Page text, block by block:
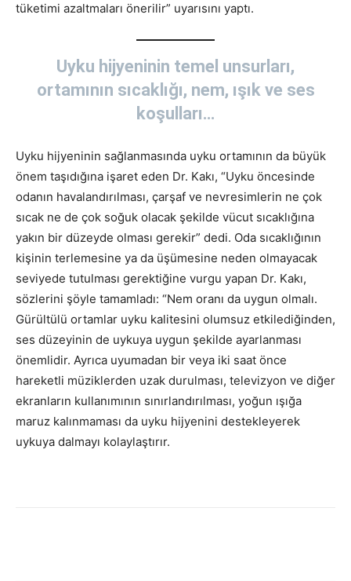
tüketimi azaltmaları önerilir” uyarısını yaptı.
Uyku hijyeninin temel unsurları,
ortamının sıcaklığı, nem, ışık ve ses
koşulları…
Uyku hijyeninin sağlanmasında uyku ortamının da büyük
önem taşıdığına işaret eden Dr. Kakı, “Uyku öncesinde
odanın havalandırılması, çarşaf ve nevresimlerin ne çok
sıcak ne de çok soğuk olacak şekilde vücut sıcaklığına
yakın bir düzeyde olması gerekir” dedi. Oda sıcaklığının
kişinin terlemesine ya da üşümesine neden olmayacak
seviyede tutulması gerektiğine vurgu yapan Dr. Kakı,
sözlerini şöyle tamamladı: “Nem oranı da uygun olmalı.
Gürültülü ortamlar uyku kalitesini olumsuz etkilediğinden,
ses düzeyinin de uykuya uygun şekilde ayarlanması
önemlidir. Ayrıca uyumadan bir veya iki saat önce
hareketli müziklerden uzak durulması, televizyon ve diğer
ekranların kullanımının sınırlandırılması, yoğun ışığa
maruz kalınmaması da uyku hijyenini destekleyerek
uykuya dalmayı kolaylaştırır.